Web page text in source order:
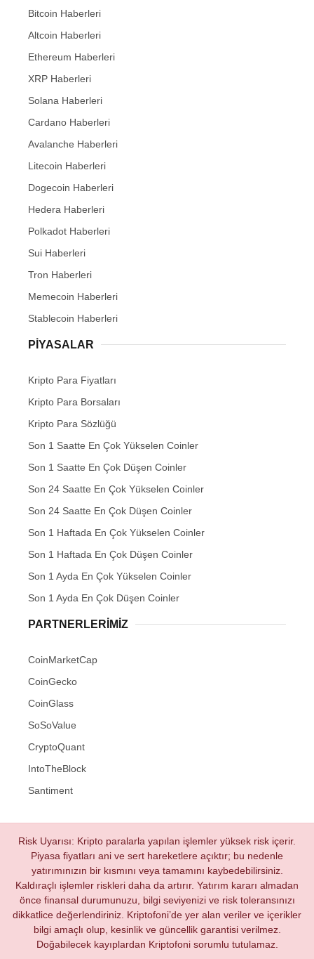
Bitcoin Haberleri
Altcoin Haberleri
Ethereum Haberleri
XRP Haberleri
Solana Haberleri
Cardano Haberleri
Avalanche Haberleri
Litecoin Haberleri
Dogecoin Haberleri
Hedera Haberleri
Polkadot Haberleri
Sui Haberleri
Tron Haberleri
Memecoin Haberleri
Stablecoin Haberleri
PIYASALAR
Kripto Para Fiyatları
Kripto Para Borsaları
Kripto Para Sözlüğü
Son 1 Saatte En Çok Yükselen Coinler
Son 1 Saatte En Çok Düşen Coinler
Son 24 Saatte En Çok Yükselen Coinler
Son 24 Saatte En Çok Düşen Coinler
Son 1 Haftada En Çok Yükselen Coinler
Son 1 Haftada En Çok Düşen Coinler
Son 1 Ayda En Çok Yükselen Coinler
Son 1 Ayda En Çok Düşen Coinler
PARTNERLERIMIZ
CoinMarketCap
CoinGecko
CoinGlass
SoSoValue
CryptoQuant
IntoTheBlock
Santiment
Risk Uyarısı: Kripto paralarla yapılan işlemler yüksek risk içerir.
Piyasa fiyatları ani ve sert hareketlere açıktır; bu nedenle
yatırımınızın bir kısmını veya tamamını kaybedebilirsiniz.
Kaldıraçlı işlemler riskleri daha da artırır. Yatırım kararı almadan
önce finansal durumunuzu, bilgi seviyenizi ve risk toleransınızı
dikkatlice değerlendiriniz. Kriptofoni’de yer alan veriler ve içerikler
bilgi amaçlı olup, kesinlik ve güncellik garantisi verilmez.
Doğabilecek kayıplardan Kriptofoni sorumlu tutulamaz.